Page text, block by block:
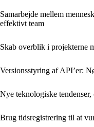
Samarbejde mellem
effektivt team
Skab overblik i projekterne
Versionsstyring af API’er:
Nye teknologiske
Brug tidsregistrering til at